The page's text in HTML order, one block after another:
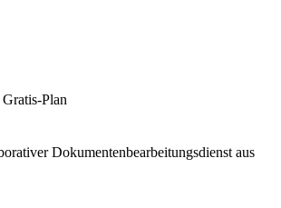
Gratis-Plan
Dokumentenbearbeitungsdienst aus